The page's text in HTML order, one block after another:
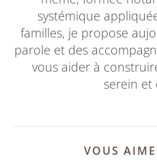
systémique
familles, je propose
parole et des
vous aider à
serein et
VOUS